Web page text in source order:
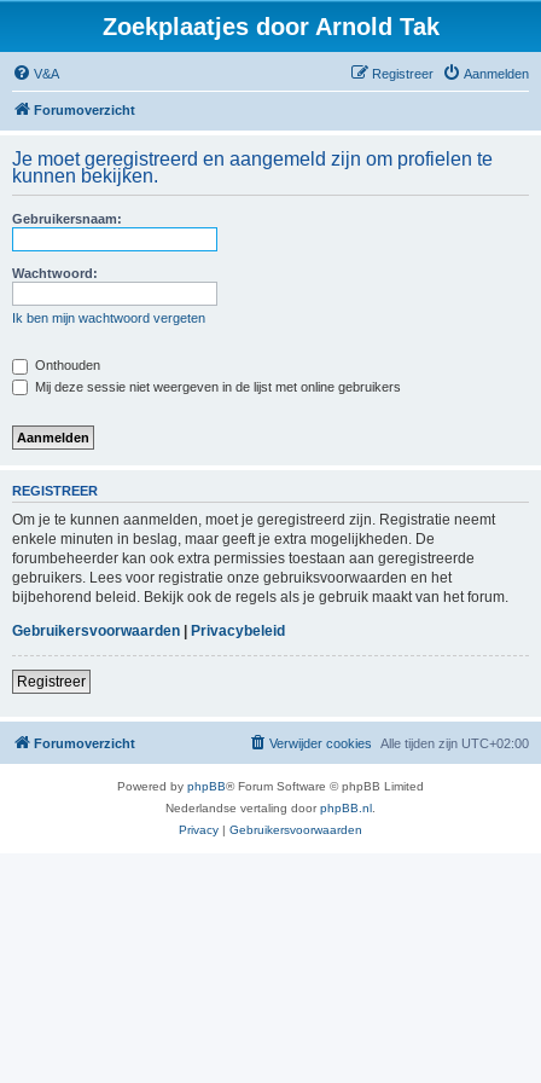
Zoekplaatjes door Arnold Tak
V&A Aanmelden
Registreer
Forumoverzicht
Je moet geregistreerd en aangemeld zijn om profielen te
kunnen bekijken.
Gebruikersnaam:
Wachtwoord:
Ik ben mijn wachtwoord vergeten
Onthouden
Mij deze sessie niet weergeven in de lijst met online gebruikers
REGISTREER
Om je te kunnen aanmelden, moet je geregistreerd zijn. Registratie neemt
enkele minuten in beslag, maar geeft je extra mogelijkheden. De
forumbeheerder kan ook extra permissies toestaan aan geregistreerde
gebruikers. Lees voor registratie onze gebruiksvoorwaarden en het
bijbehorend beleid. Bekijk ook de regels als je gebruik maakt van het forum.
Gebruikersvoorwaarden | Privacybeleid
Registreer
Forumoverzicht Alle tijden zijn UTC+02:00
Verwijder cookies
Powered by phpBB® Forum Software © phpBB Limited
Nederlandse vertaling doorphpBB.nl
Privacy | Gebruikersvoorwaarden